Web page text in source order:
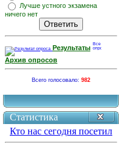
Лучше устного экзамена
ничего нет
Результаты
Архив опросов
Всего голосовало: 982
Статистика
Кто нас сегодня посетил